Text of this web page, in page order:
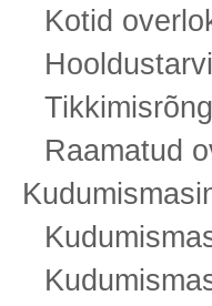
Kotid
Raamatud